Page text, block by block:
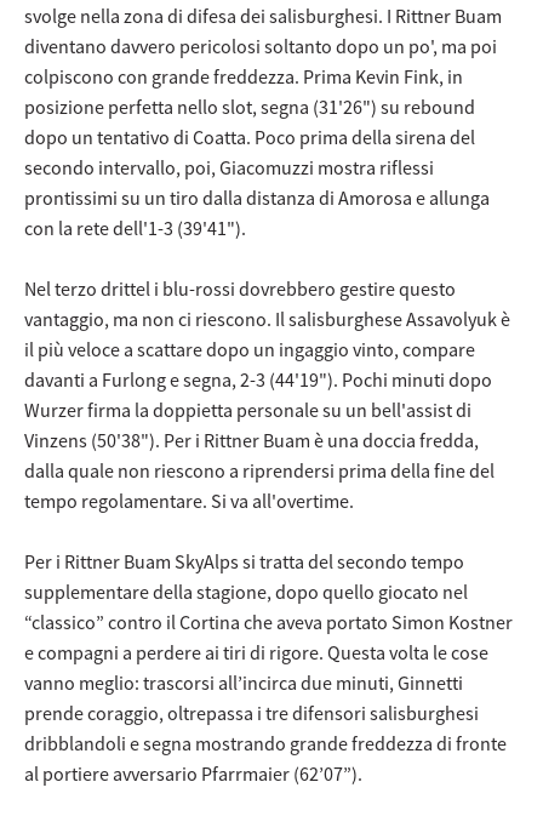
svolge nella zona di difesa dei salisburghesi. I Rittner Buam
diventano davvero pericolosi soltanto dopo un po', ma poi
colpiscono con grande freddezza. Prima Kevin Fink, in
posizione perfetta nello slot, segna (31'26") su rebound
dopo un tentativo di Coatta. Poco prima della sirena del
secondo intervallo, poi, Giacomuzzi mostra riflessi
prontissimi su un tiro dalla distanza di Amorosa e allunga
con la rete dell'1-3 (39'41").
Nel terzo drittel i blu-rossi dovrebbero gestire questo
vantaggio, ma non ci riescono. Il salisburghese Assavolyuk è
il più veloce a scattare dopo un ingaggio vinto, compare
davanti a Furlong e segna, 2-3 (44'19"). Pochi minuti dopo
Wurzer firma la doppietta personale su un bell'assist di
Vinzens (50'38"). Per i Rittner Buam è una doccia fredda,
dalla quale non riescono a riprendersi prima della fine del
tempo regolamentare. Si va all'overtime.
Per i Rittner Buam SkyAlps si tratta del secondo tempo
supplementare della stagione, dopo quello giocato nel
“classico” contro il Cortina che aveva portato Simon Kostner
e compagni a perdere ai tiri di rigore. Questa volta le cose
vanno meglio: trascorsi all’incirca due minuti, Ginnetti
prende coraggio, oltrepassa i tre difensori salisburghesi
dribblandoli e segna mostrando grande freddezza di fronte
al portiere avversario Pfarrmaier (62’07”).